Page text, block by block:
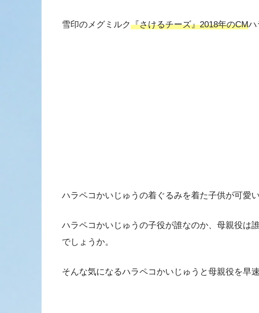
雪印のメグミルク『さけるチーズ』2018年のCMハ
ハラペコかいじゅうの着ぐるみを着た子供が可愛い
ハラペコかいじゅうの子役が誰なのか、母親役は
でしょうか。
そんな気になるハラペコかいじゅうと母親役を早